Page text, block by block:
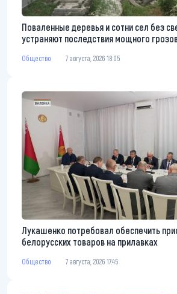
Поваленные деревья и сотни сел без
устраняют последствия мощного
Общество 7 августа, 2026 18:05
Лукашенко потребовал обеспечить
белорусских товаров на прилавках
Общество 7 августа, 2026 17:45